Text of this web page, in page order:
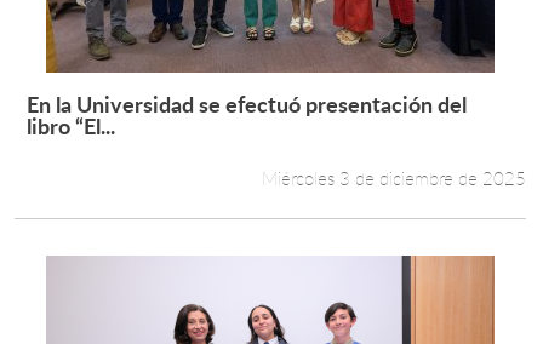
Leer más +
En la Universidad se efectuó presentación del
libro “El...
Miércoles 3 de diciembre de 2025